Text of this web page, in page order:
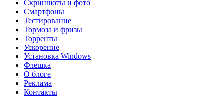
Скриншоты и фото
Смартфоны
Тестирование
Тормоза и фризы
Торренты
Ускорение
Установка Windows
Флешка
О блоге
Реклама
Контакты